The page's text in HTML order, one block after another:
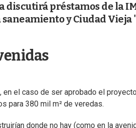
discutirá préstamos de la
saneamiento y Ciudad
en el caso de ser aprobado el
para 380 mil m² de veredas.
donde no hay (como en la